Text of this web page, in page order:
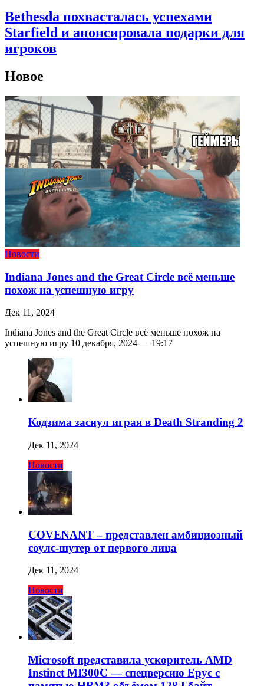
Bethesda похвасталась успехами
Starfield и анонсировала подарки для
игроков
Новое
Новости
Indiana Jones and the Great Circle всё меньше
похож на успешную игру
Дек 11, 2024
Indiana Jones and the Great Circle всё меньше похож на
успешную игру 10 декабря, 2024 — 19:17
Кодзима заснул играя в Death Stranding 2
Дек 11, 2024
Новости
COVENANT – представлен амбициозный
соулс-шутер от первого лица
Дек 11, 2024
Новости
Microsoft представила ускоритель AMD
Instinct MI300C — спецверсию Epyc с